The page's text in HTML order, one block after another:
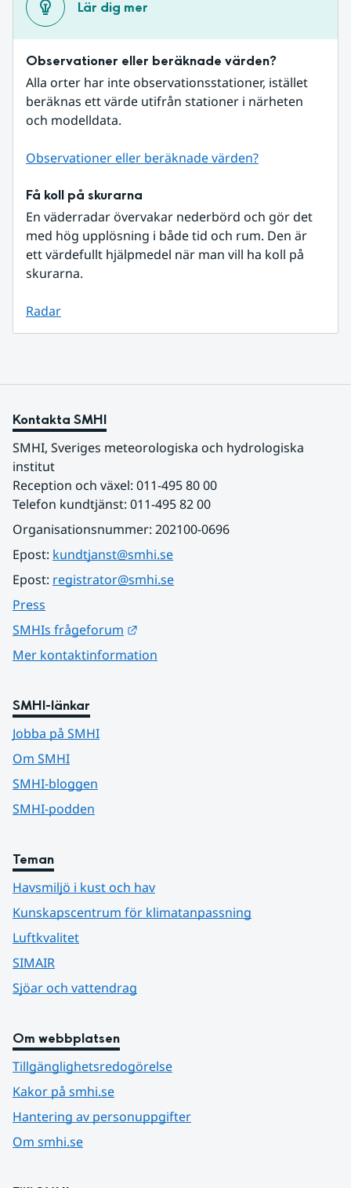
Lär dig mer
Observationer eller beräknade värden?
Alla orter har inte observationsstationer, istället
beräknas ett värde utifrån stationer i närheten
och modelldata.
Observationer eller beräknade värden?
Få koll på skurarna
En väderradar övervakar nederbörd och gör det
med hög upplösning i både tid och rum. Den är
ett värdefullt hjälpmedel när man vill ha koll på
skurarna.
Radar
Kontakta SMHI
SMHI, Sveriges meteorologiska och hydrologiska
institut
Reception och växel: 011-495 80 00
Telefon kundtjänst: 011-495 82 00
Organisationsnummer: 202100-0696
Epost: kundtjanst@smhi.se
Epost: registrator@smhi.se
Press
SMHIs frågeforum
Mer kontaktinformation
SMHI-länkar
Jobba på SMHI
Om SMHI
SMHI-bloggen
SMHI-podden
Teman
Havsmiljö i kust och hav
Kunskapscentrum för klimatanpassning
Luftkvalitet
SIMAIR
Sjöar och vattendrag
Om webbplatsen
Tillgänglighetsredogörelse
Kakor på smhi.se
Hantering av personuppgifter
Om smhi.se